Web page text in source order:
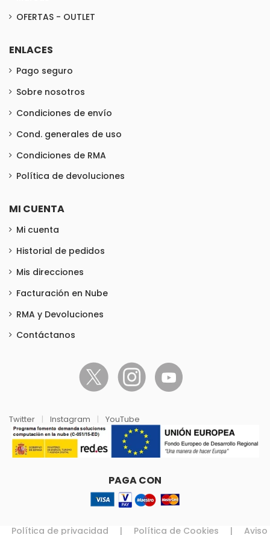
OFERTAS - OUTLET
ENLACES
Pago seguro
Sobre nosotros
Condiciones de envío
Cond. generales de uso
Condiciones de RMA
Política de devoluciones
MI CUENTA
Mi cuenta
Historial de pedidos
Mis direcciones
Facturación en Nube
RMA y Devoluciones
Contáctanos
Twitter Instagram YouTube
PAGA CON
Política de privacidad | Política de Cookies | Aviso